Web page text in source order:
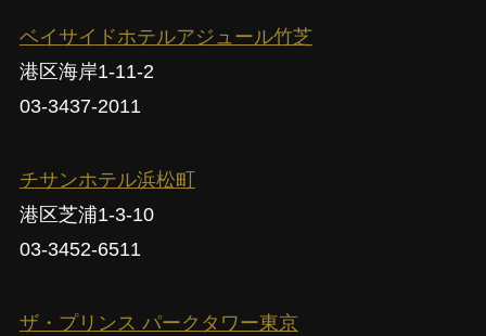
ベイサイドホテルアジュール竹芝
港区海岸1-11-2
03-3437-2011
チサンホテル浜松町
港区芝浦1-3-10
03-3452-6511
ザ・プリンス パークタワー東京